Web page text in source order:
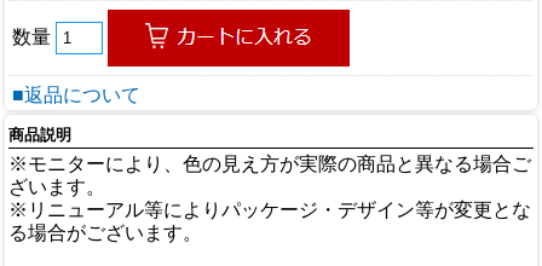
数量
■返品について
商品説明
※モニターにより、色の見え方が実際の商品と異なる場合ご
ざいます。
※リニューアル等によりパッケージ・デザイン等が変更とな
る場合がございます。